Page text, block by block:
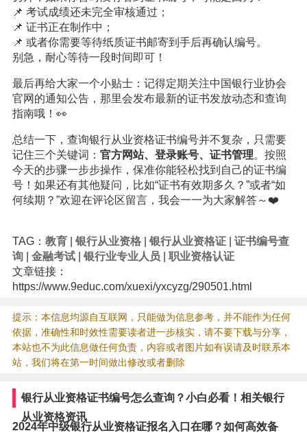
📌 考试成绩还未完全审核通过；
📌 证书正在制作中；
📌 或者你需要等待纸质证书邮寄到手后再确认编号。
别急，耐心等待一段时间即可！
最后再给大家一个小贴士：记得定期关注中国银行业协会
官网的通知公告，那里会发布最新的证书发放动态和查询
指南哦！👀
总结一下，查询银行从业资格证书编号并不复杂，只需要
记住三个关键词： 官方网站、登录账号、证书管理。按照
今天的步骤一步步操作，保准你能轻松找到自己的证书编
号！如果还有其他疑问，比如“证书有效期多久？”或者“如
何续期？”欢迎在评论区留言，我会一一为大家解答～❤️
TAG： 教育| 银行从业资格| 银行从业资格证| 证书编号查
询
金融考试| 银行业专业人员
职业资格认证
文章链接：
https://www.9educ.com/xuexi/yxcyzg/290501.html
提示：本信息均源自互联网，只能做为信息参考，并不能作为任何
依据，准确性和时效性需要读者进一步核实，请不要下载与分享，
本站也不为此信息做任何负责，内容或者图片如有误请及时联系本
站，我们将在第一时间做出修改或者删除
银行从业资格证书编号怎么查询？小白必看！相关银行
从业资格资讯
2024年中级银行从业资格证报名入口在哪？如何高效备